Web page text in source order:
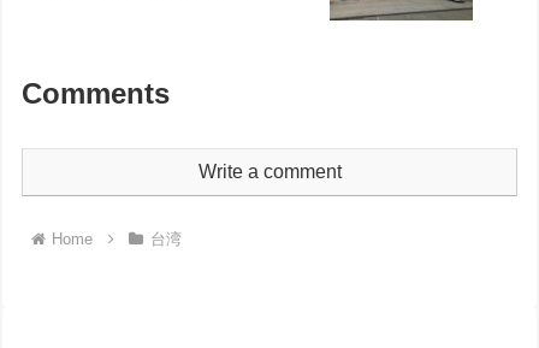
Comments
Write a comment
Home 台湾